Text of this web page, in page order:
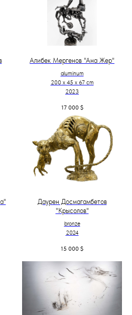
Алибек Мергенов "Ана Жер"
aluminum
200 х 45 х 67 cm
2023
17 000 $
Даурен Досмагамбетов
"Крысолов"
bronze
2024
15 000 $